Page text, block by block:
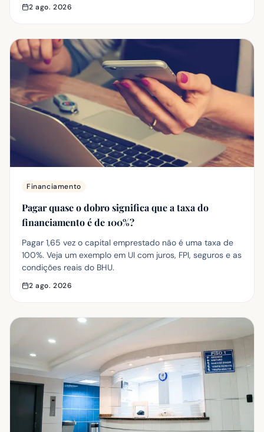
2 ago. 2026
Financiamento
Pagar quase o dobro significa que a taxa do
financiamento é de 100%?
Pagar 1,65 vez o capital emprestado não é uma taxa de
100%. Veja um exemplo em UI com juros, FPI, seguros e as
condições reais do BHU.
2 ago. 2026